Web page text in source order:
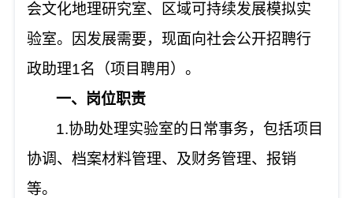
会文化地理研究室、区域可持续发展模拟实
验室。因发展需要，现面向社会公开招聘行
政助理1名（项目聘用）。
一、岗位职责
1.协助处理实验室的日常事务，包括项目
协调、档案材料管理、及财务管理、报销
等。